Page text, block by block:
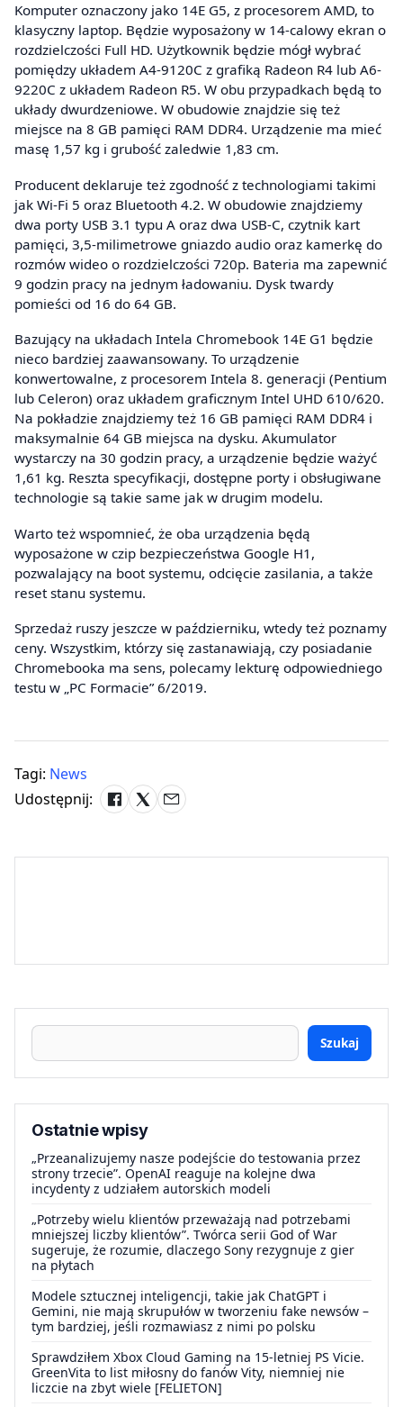
Komputer oznaczony jako 14E G5, z procesorem AMD, to
klasyczny laptop. Będzie wyposażony w 14-calowy ekran o
rozdzielczości Full HD. Użytkownik będzie mógł wybrać
pomiędzy układem A4-9120C z grafiką Radeon R4 lub A6-
9220C z układem Radeon R5. W obu przypadkach będą to
układy dwurdzeniowe. W obudowie znajdzie się też
miejsce na 8 GB pamięci RAM DDR4. Urządzenie ma mieć
masę 1,57 kg i grubość zaledwie 1,83 cm.
Producent deklaruje też zgodność z technologiami takimi
jak Wi-Fi 5 oraz Bluetooth 4.2. W obudowie znajdziemy
dwa porty USB 3.1 typu A oraz dwa USB-C, czytnik kart
pamięci, 3,5-milimetrowe gniazdo audio oraz kamerkę do
rozmów wideo o rozdzielczości 720p. Bateria ma zapewnić
9 godzin pracy na jednym ładowaniu. Dysk twardy
pomieści od 16 do 64 GB.
Bazujący na układach Intela Chromebook 14E G1 będzie
nieco bardziej zaawansowany. To urządzenie
konwertowalne, z procesorem Intela 8. generacji (Pentium
lub Celeron) oraz układem graficznym Intel UHD 610/620.
Na pokładzie znajdziemy też 16 GB pamięci RAM DDR4 i
maksymalnie 64 GB miejsca na dysku. Akumulator
wystarczy na 30 godzin pracy, a urządzenie będzie ważyć
1,61 kg. Reszta specyfikacji, dostępne porty i obsługiwane
technologie są takie same jak w drugim modelu.
Warto też wspomnieć, że oba urządzenia będą
wyposażone w czip bezpieczeństwa Google H1,
pozwalający na boot systemu, odcięcie zasilania, a także
reset stanu systemu.
Sprzedaż ruszy jeszcze w październiku, wtedy też poznamy
ceny. Wszystkim, którzy się zastanawiają, czy posiadanie
Chromebooka ma sens, polecamy lekturę odpowiedniego
testu w „PC Formacie” 6/2019.
Tagi: News
Udostępnij:
Szukaj
Ostatnie wpisy
„Przeanalizujemy nasze podejście do testowania przez
strony trzecie”. OpenAI reaguje na kolejne dwa
incydenty z udziałem autorskich modeli
„Potrzeby wielu klientów przeważają nad potrzebami
mniejszej liczby klientów”. Twórca serii God of War
sugeruje, że rozumie, dlaczego Sony rezygnuje z gier
na płytach
Modele sztucznej inteligencji, takie jak ChatGPT i
Gemini, nie mają skrupułów w tworzeniu fake newsów –
tym bardziej, jeśli rozmawiasz z nimi po polsku
Sprawdziłem Xbox Cloud Gaming na 15-letniej PS Vicie.
GreenVita to list miłosny do fanów Vity, niemniej nie
liczcie na zbyt wiele [FELIETON]